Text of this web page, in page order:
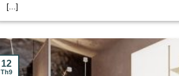
[...]
12
Th9